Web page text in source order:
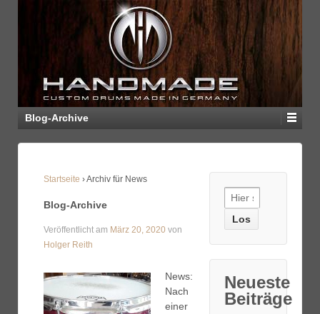
Blog-Archive
Startseite ›Archiv für News
Blog-Archive
Veröffentlicht am März 20, 2020 von
Holger Reith
News:
Nach
einer
Neueste
Beiträge